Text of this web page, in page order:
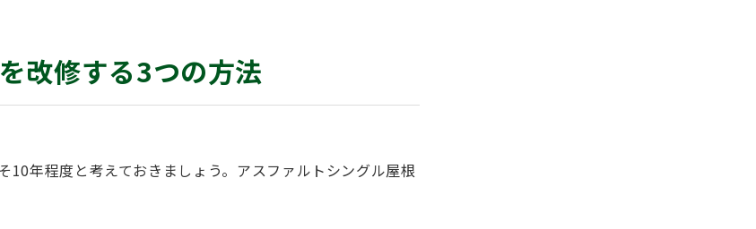
改修する3つの方法
年程度と考えておきましょう。アスファルトシングル屋根